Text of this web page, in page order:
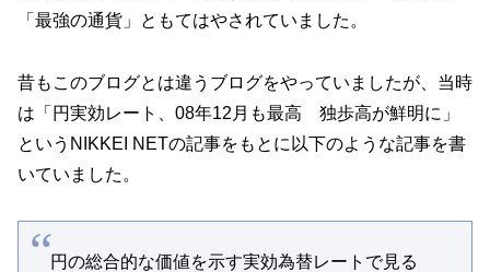
「最強の通貨」ともてはやされていました。
昔もこのブログとは違うブログをやっていましたが、当時
は「円実効レート、08年12月も最高 独歩高が鮮明に」
というNIKKEI NETの記事をもとに以下のような記事を書
いていました。
円の総合的な価値を示す実効為替レートで見る